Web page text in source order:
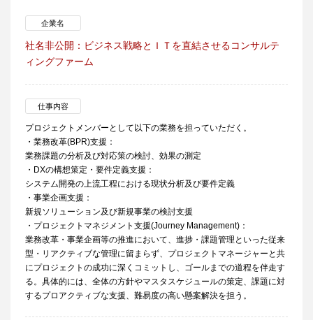
企業名
社名非公開：ビジネス戦略とＩＴを直結させるコンサルテ
ィングファーム
仕事内容
プロジェクトメンバーとして以下の業務を担っていただく。
・業務改革(BPR)支援：
業務課題の分析及び対応策の検討、効果の測定
・DXの構想策定・要件定義支援：
システム開発の上流工程における現状分析及び要件定義
・事業企画支援：
新規ソリューション及び新規事業の検討支援
・プロジェクトマネジメント支援(Journey Management)：
業務改革・事業企画等の推進において、進捗・課題管理といった従来
型・リアクティブな管理に留まらず、プロジェクトマネージャーと共
にプロジェクトの成功に深くコミットし、ゴールまでの道程を伴走す
る。具体的には、全体の方針やマスタスケジュールの策定、課題に対
するプロアクティブな支援、難易度の高い懸案解決を担う。